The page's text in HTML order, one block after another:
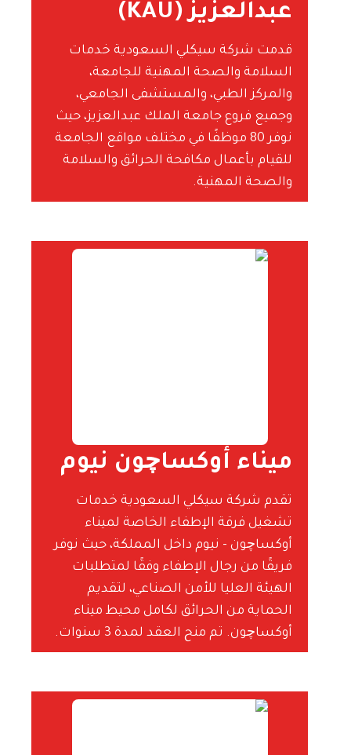
عبدالعزيز (KAU)
قدمت شركة سيكلي السعودية خدمات
السلامة والصحة المهنية للجامعة،
والمركز الطبي، والمستشفى الجامعي،
وجميع فروع جامعة الملك عبدالعزيز، حيث
نوفر 80 موظفًا في مختلف مواقع الجامعة
للقيام بأعمال مكافحة الحرائق والسلامة
والصحة المهنية.
ميناء أوكساچون نيوم
تقدم شركة سيكلي السعودية خدمات
تشغيل فرقة الإطفاء الخاصة لميناء
أوكساچون - نيوم داخل المملكة، حيث نوفر
فريقًا من رجال الإطفاء وفقًا لمتطلبات
الهيئة العليا للأمن الصناعي، لتقديم
الحماية من الحرائق لكامل محيط ميناء
أوكساچون. تم منح العقد لمدة 3 سنوات.